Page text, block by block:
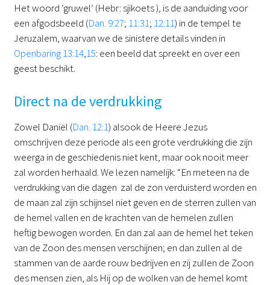
Het woord ‘gruwel’ (Hebr: sjikoets ), is de aanduiding voor
een afgodsbeeld (Dan. 9:27; 11:31; 12:11) in de tempel te
Jeruzalem, waarvan we de sinistere details vinden in
Openbaring 13:14,15: een beeld dat spreekt en over een
geest beschikt.
Direct na de verdrukking
Zowel Daniël (Dan. 12:1) alsook de Heere Jezus
omschrijven deze periode als een grote verdrukking die zijn
weerga in de geschiedenis niet kent, maar ook nooit meer
zal worden herhaald. We lezen namelijk: “En meteen na de
verdrukking van die dagen zal de zon verduisterd worden en
de maan zal zijn schijnsel niet geven en de sterren zullen van
de hemel vallen en de krachten van de hemelen zullen
heftig bewogen worden. En dan zal aan de hemel het teken
van de Zoon des mensen verschijnen; en dan zullen al de
stammen van de aarde rouw bedrijven en zij zullen de Zoon
des mensen zien, als Hij op de wolken van de hemel komt